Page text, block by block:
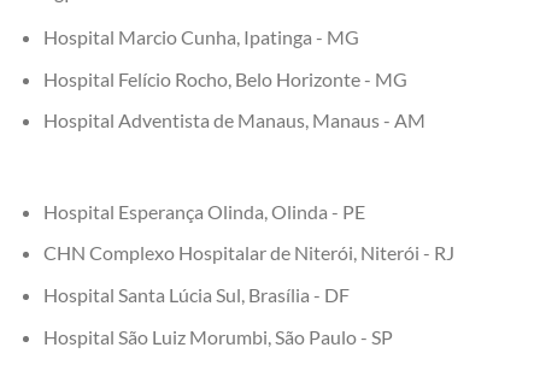
Hospital Marcio Cunha, Ipatinga - MG
Hospital Felício Rocho, Belo Horizonte - MG
Hospital Adventista de Manaus, Manaus - AM
Hospital Esperança Olinda, Olinda - PE
CHN Complexo Hospitalar de Niterói, Niterói - RJ
Hospital Santa Lúcia Sul, Brasília - DF
Hospital São Luiz Morumbi, São Paulo - SP